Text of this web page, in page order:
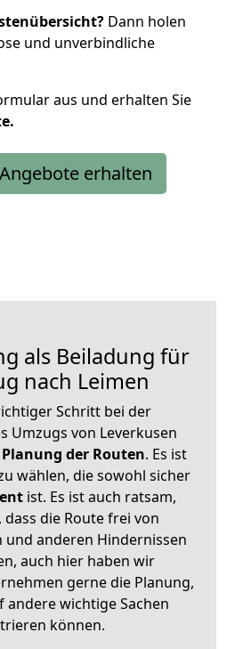
Dann holen
und unverbindliche
aus und erhalten Sie
erhalten
als Beiladung für
nach Leimen
Schritt bei der
Umzugs von Leverkusen
der Routen. Es ist
wählen, die sowohl sicher
ist. Es ist auch ratsam,
die Route frei von
anderen Hindernissen
auch hier haben wir
gerne die Planung,
andere wichtige Sachen
können.